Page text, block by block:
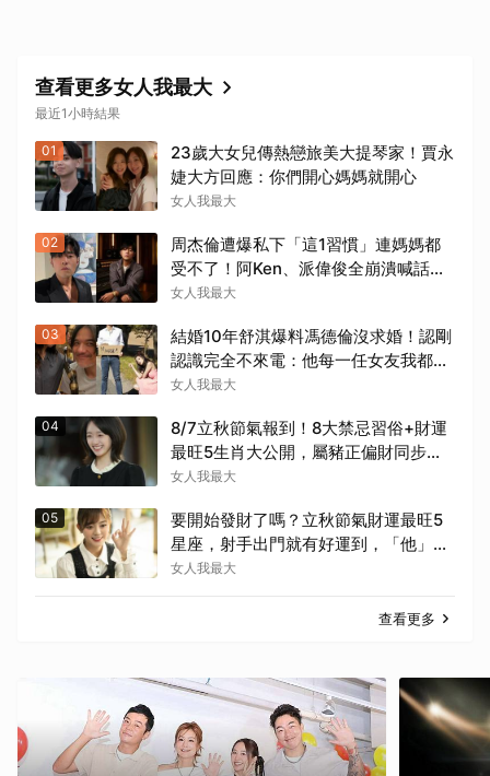
查看更多女人我最大
最近1小時結果
01
23歲大女兒傳熱戀旅美大提琴家！賈永
婕大方回應：你們開心媽媽就開心
女人我最大
02
周杰倫遭爆私下「這1習慣」連媽媽都
受不了！阿Ken、派偉俊全崩潰喊話：
要改進
女人我最大
03
結婚10年舒淇爆料馮德倫沒求婚！認剛
認識完全不來電：他每一任女友我都很
熟
女人我最大
04
8/7立秋節氣報到！8大禁忌習俗+財運
最旺5生肖大公開，屬豬正偏財同步增
長
女人我最大
05
要開始發財了嗎？立秋節氣財運最旺5
星座，射手出門就有好運到，「他」整
體運勢將走上坡
女人我最大
查看更多